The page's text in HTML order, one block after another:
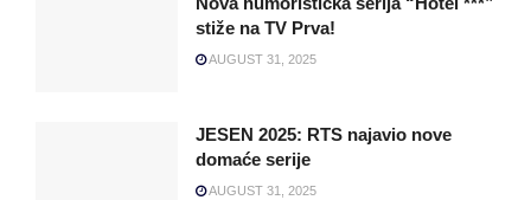
stiže na TV Prva!
AUGUST 31, 2025
JESEN 2025: RTS najavio nove
domaće serije
AUGUST 31, 2025